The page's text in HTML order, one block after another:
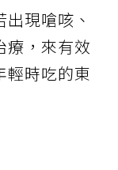
現嗆咳、
療，來有效
輕時吃的東